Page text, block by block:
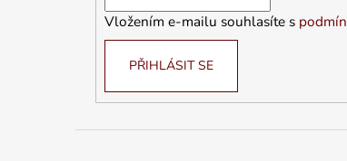
Vložením e-mailu souhlasíte s
PŘIHLÁSIT SE